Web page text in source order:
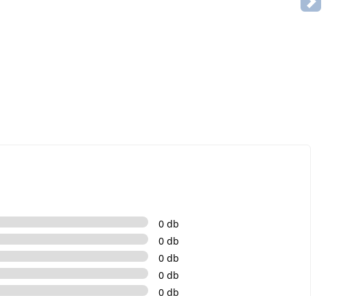
0 db
0 db
0 db
0 db
0 db